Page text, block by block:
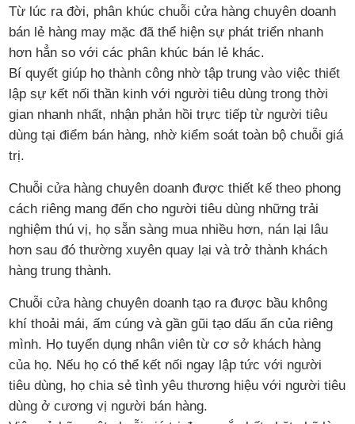
Từ lúc ra đời, phân khúc chuỗi cửa hàng chuyên doanh
bán lẻ hàng may mặc đã thể hiện sự phát triển nhanh
hơn hẳn so với các phân khúc bán lẻ khác.
Bí quyết giúp họ thành công nhờ tập trung vào việc thiết
lập sự kết nối thần kinh với người tiêu dùng trong thời
gian nhanh nhất, nhận phản hồi trực tiếp từ người tiêu
dùng tại điểm bán hàng, nhờ kiểm soát toàn bộ chuỗi giá
trị.
Chuỗi cửa hàng chuyên doanh được thiết kế theo phong
cách riêng mang đến cho người tiêu dùng những trải
nghiệm thú vị, họ sẵn sàng mua nhiều hơn, nán lại lâu
hơn sau đó thường xuyên quay lại và trở thành khách
hàng trung thành.
Chuỗi cửa hàng chuyên doanh tạo ra được bầu không
khí thoải mái, ấm cúng và gần gũi tạo dấu ấn của riêng
mình. Họ tuyển dụng nhân viên từ cơ sở khách hàng
của họ. Nếu họ có thể kết nối ngay lập tức với người
tiêu dùng, họ chia sẻ tình yêu thương hiệu với người tiêu
dùng ở cương vị người bán hàng.